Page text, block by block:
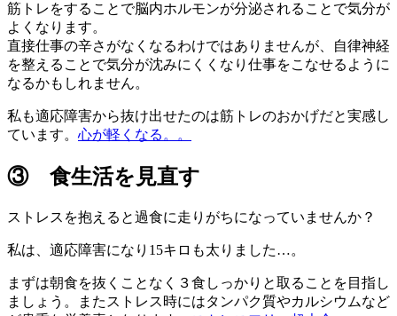
筋トレをすることで脳内ホルモンが分泌されることで気分が
よくなります。
直接仕事の辛さがなくなるわけではありませんが、自律神経
を整えることで気分が沈みにくくなり仕事をこなせるように
なるかもしれません。
私も適応障害から抜け出せたのは筋トレのおかげだと実感し
ています。 心が軽くなる。。
③ 食生活を見直す
ストレスを抱えると過食に走りがちになっていませんか？
私は、適応障害になり15キロも太りました…。
まずは朝食を抜くことなく３食しっかりと取ることを目指し
ましょう。またストレス時にはタンパク質やカルシウムなど